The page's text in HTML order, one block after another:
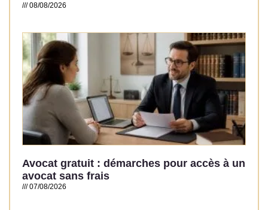
08/08/2026
Avocat gratuit : démarches pour accès à un
avocat sans frais
07/08/2026